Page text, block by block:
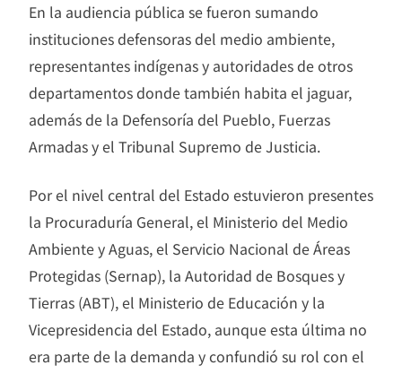
En la audiencia pública se fueron sumando
instituciones defensoras del medio ambiente,
representantes indígenas y autoridades de otros
departamentos donde también habita el jaguar,
además de la Defensoría del Pueblo, Fuerzas
Armadas y el Tribunal Supremo de Justicia.
Por el nivel central del Estado estuvieron presentes
la Procuraduría General, el Ministerio del Medio
Ambiente y Aguas, el Servicio Nacional de Áreas
Protegidas (Sernap), la Autoridad de Bosques y
Tierras (ABT), el Ministerio de Educación y la
Vicepresidencia del Estado, aunque esta última no
era parte de la demanda y confundió su rol con el